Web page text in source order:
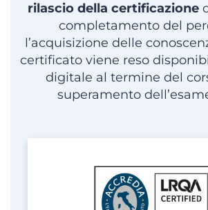
rilascio della certificazione
completamento del
l’acquisizione delle
certificato viene reso
digitale al termine del
superamento